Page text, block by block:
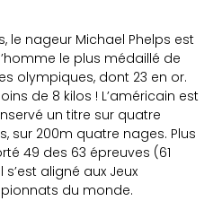
le nageur Michael Phelps est
le plus médaillé de
olympiques, dont 23 en or.
de 8 kilos ! L’américain est
un titre sur quatre
sur 200m quatre nages. Plus
49 des 63 épreuves (61
aligné aux Jeux
du monde.